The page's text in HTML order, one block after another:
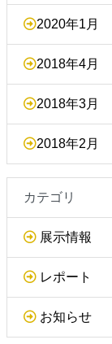
2020年1月
2018年4月
2018年3月
2018年2月
カテゴリ
展示情報
レポート
お知らせ